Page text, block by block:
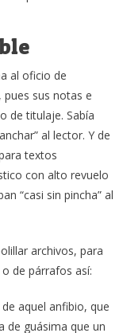
al oficio de
sus notas e
de titulaje. Sabía
al lector. Y de
textos
con alto revuelo
“casi sin pincha” al
archivos, para
de párrafos así:
aquel anfibio, que
de guásima que un